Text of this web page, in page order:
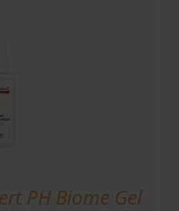
PH Biome Gel